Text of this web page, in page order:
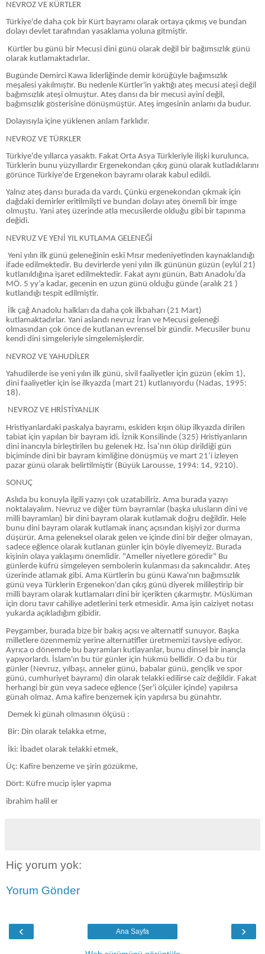
NEVROZ VE KÜRTLER
Türkiye'de daha çok bir Kürt bayramı olarak ortaya çıkmış ve bundan
dolayı devlet tarafından yasaklama yoluna gitmiştir.
Kürtler bu günü bir Mecusi dini günü olarak değil bir bağımsızlık günü
olarak kutlamaktadırlar.
Bugünde Demirci Kawa liderliğinde demir körüğüyle bağımsızlık
meşalesi yakılmıştır. Bu nedenle Kürtler'in yaktığı ateş mecusi ateşi değil
bağımsızlık ateşi olmuştur. Ateş dansı da bir mecusi ayini değil,
bağımsızlık gösterisine dönüşmüştür. Ateş imgesinin anlamı da budur.
Dolayısıyla içine yüklenen anlam farklıdır.
NEVROZ VE TÜRKLER
Türkiye'de yıllarca yasaktı. Fakat Orta Asya Türkleriyle ilişki kurulunca,
Türklerin bunu yüzyıllardır Ergenekondan çıkış günü olarak kutladıklarını
görünce Türkiye'de Ergenekon bayramı olarak kabul edildi.
Yalnız ateş dansı burada da vardı. Çünkü ergenekondan çıkmak için
dağdaki demirler eritilmilşti ve bundan dolayı ateş önemli bir imge
olmuştu. Yani ateş üzerinde atla mecusilerde olduğu gibi bir tapınma
değidi.
NEVRUZ VE YENİ YIL KUTLAMA GELENEĞİ
Yeni yılın ilk günü geleneğinin eski Mısır medeniyetinden kaynaklandığı
ifade edilmektedir. Bu devirlerde yeni yılın ilk gününün güzün (eylül 21)
kutlanıldığına işaret edilmektedir. Fakat aynı günün, Batı Anadolu’da
MÖ. 5 yy’a kadar, gecenin en uzun günü olduğu günde (aralık 21 )
kutlandığı tespit edilmiştir.
İlk çağ Anadolu halkları da daha çok ilkbaharı (21 Mart)
kutlamaktadırlar. Yani aslandı nevruz İran ve Mecusi geleneği
olmasından çok önce de kutlanan evrensel bir gündir. Mecusiler bunu
kendi dini simgeleriyle simgelemişlerdir.
NEVROZ VE YAHUDİLER
Yahudilerde ise yeni yılın ilk günü, sivil faaliyetler için güzün (ekim 1),
dini faaliyetler için ise ilkyazda (mart 21) kutlanıyordu (Nadas, 1995:
18).
NEVROZ VE HRİSTİYANLIK
Hristiyanlardaki paskalya bayramı, eskiden kışın ölüp ilkyazda dirilen
tabiat için yapılan bir bayram idi. İznik Konsilinde (325) Hristiyanların
dini inancıyla birleştirilen bu gelenek Hz. İsa’nın ölüp dirildiği gün
biçiminde dini bir bayram kimliğine dönüşmüş ve mart 21’i izleyen
pazar günü olarak belirtilmiştir (Büyük Larousse, 1994: 14, 9210).
SONUÇ
Aslıda bu konuyla ilgili yazıyı çok uzatabiliriz. Ama burada yazıyı
noktalayalım. Nevruz ve diğer tüm bayramlar (başka ulusların dini ve
milli bayramları) bir dini bayram olarak kutlamak doğru değildir. Hele
bunu dini bayram olarak kutlamak inanç açısından kişiyi zor durma
düşürür. Ama geleneksel olarak gelen ve içinde dini bir değer olmayan,
sadece eğlence olarak kutlanan günler için böyle diyemeyiz. Burada
kişinin olaya yaklaşımı önemlidir. "Ameller niyetlere göredir" Bu
günlerde küfrü simgeleyen sembolerin kulanması da sakıncalıdır. Ateş
üzerinde atlamak gibi. Ama Kürtlerin bu günü Kawa'nın bağımsızlık
günü veya Türklerin Ergenekon'dan çıkış günü diyerek milileştirip bir
milli bayram olarak kutlamaları dini bir içerikten çıkarmıştır. Müslüman
için doru tavır cahiliye adetlerini terk etmesidir. Ama işin caiziyet notası
yukarda açıkladığım gibidir.
Peygamber, burada bize bir bakış açısı ve alternatif sunuyor. Başka
milletlere özenmemiz yerine alternatifler üretmemizi tavsiye ediyor.
Ayrıca o dönemde bu bayramları kutlayanlar, bunu dinsel bir inançla
yapıyorlardı. İslam'ın bu tür günler için hükmü bellidir. O da bu tür
günler (Nevruz, yılbaşı, anneler günü, babalar günü, gençlik ve spor
günü, cumhuriyet bayramı) din olarak telakki edilirse caiz değildir. Fakat
herhangi bir gün veya sadece eğlence (Şer'i ölçüler içinde) yapılırsa
günah olmaz. Ama kafire benzemek için yapılırsa bu günahtır.
Demek ki günah olmasının ölçüsü :
Bir: Din olarak telakka etme,
İki: İbadet olarak telakki etmek,
Üç: Kafire benzeme ve şirin gözükme,
Dört: Küfre mucip işler yapma
ibrahim halil er
Hiç yorum yok:
Yorum Gönder
‹ ›
Ana Sayfa